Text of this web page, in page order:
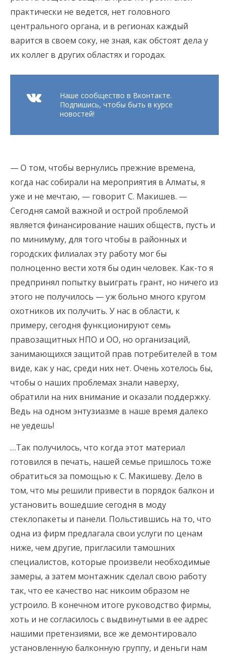
практически не ведется, нет головного
центрального органа, и в регионах каждый
варится в своем соку, не зная, как обстоят дела у
их коллег в других областях и городах.
Наше сообщество в Вконтакте.
Подпишись, чтобы быть в курсе
новостей!
— О том, чтобы вернулись прежние времена,
когда нас собирали на мероприятия в Алматы, я
уже и не мечтаю, — говорит С. Макишев. —
Сегодня самой важной и острой проблемой
является финансирование наших обществ, пусть и
по минимуму, для того чтобы в районных и
городских филиалах эту работу мог бы
полноценно вести хотя бы один человек. Как-то я
предпринял попытку выиграть грант, но ничего из
этого не получилось — уж больно много кругом
охотников их получить. У нас в области, к
примеру, сегодня функционируют семь
правозащитных НПО и ОО, но организаций,
занимающихся защитой прав потребителей в том
виде, как у нас, среди них нет. Очень хотелось бы,
чтобы о наших проблемах знали наверху,
обратили на них внимание и оказали поддержку.
Ведь на одном энтузиазме в наше время далеко
не уедешь!
…Так получилось, что когда этот материал
готовился в печать, нашей семье пришлось тоже
обратиться за помощью к С. Макишеву. Дело в
том, что мы решили привести в порядок балкон и
установить вошедшие сегодня в моду
стеклопакеты и панели. Польстившись на то, что
одна из фирм предлагала свои услуги по ценам
ниже, чем другие, пригласили тамошних
специалистов, которые произвели необходимые
замеры, а затем монтажник сделал свою работу
так, что ее качество нас никоим образом не
устроило. В конечном итоге руководство фирмы,
хоть и не согласилось с выдвинутыми в ее адрес
нашими претензиями, все же демонтировало
установленную балконную группу, и деньги нам